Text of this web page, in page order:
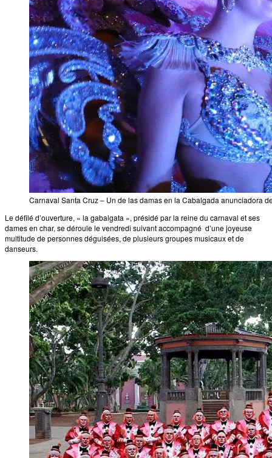
Carnaval Santa Cruz – Un de las damas en la Cabalgada anunciadora
Le défilé d’ouverture, « la gabalgata », présidé par la reine du carnaval et ses
dames en char, se déroule le vendredi suivant accompagné d’une joyeuse
multitude de personnes déguisées, de plusieurs groupes musicaux et de
danseurs.